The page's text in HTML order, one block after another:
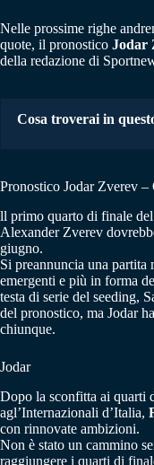
Nelle prossime righe
quote, il pronostico Jodar
della redazione di
Cosa troverai in
Pronostico Jodar Zverev
ll primo quarto di finale
Alexander Zverev
giugno.
Si preannuncia una partita
emergenti e più in forma
testa di serie del seeding,
del pronostico, ma Jodar
chiunque.
Jodar
Dopo la sconfitta ai quarti
agl’Internazionali d’Italia,
con rinnovate ambizioni.
Non è stato un cammino
raggiungere i quarti di